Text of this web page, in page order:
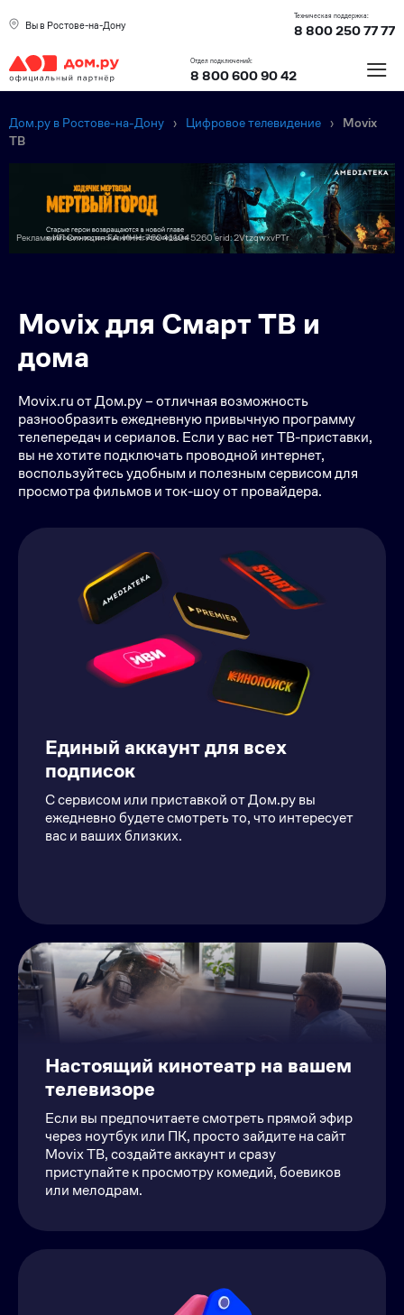
Вы в Ростове-на-Дону
Техническая поддержка:
8 800 250 77 77
Отдел подключений:
8 800 600 90 42 ≡
Дом.ру в Ростове-на-Дону › Цифровое телевидение ›
Movix
ТВ
Реклама ИП Синицин Г.А. ИНН: 760411045260 erid: 2VtzqwxvPTr
Movix для Смарт ТВ и
дома
Movix.ru от Дом.ру – отличная возможность
разнообразить ежедневную привычную программу
телепередач и сериалов. Если у вас нет ТВ-приставки,
вы не хотите подключать проводной интернет,
воспользуйтесь удобным и полезным сервисом для
просмотра фильмов и ток-шоу от провайдера.
Единый аккаунт для всех
подписок
С сервисом или приставкой от Дом.ру вы
ежедневно будете смотреть то, что интересует
вас и ваших близких.
Настоящий кинотеатр на вашем
телевизоре
Если вы предпочитаете смотреть прямой эфир
через ноутбук или ПК, просто зайдите на сайт
Movix ТВ, создайте аккаунт и сразу
приступайте к просмотру комедий, боевиков
или мелодрам.